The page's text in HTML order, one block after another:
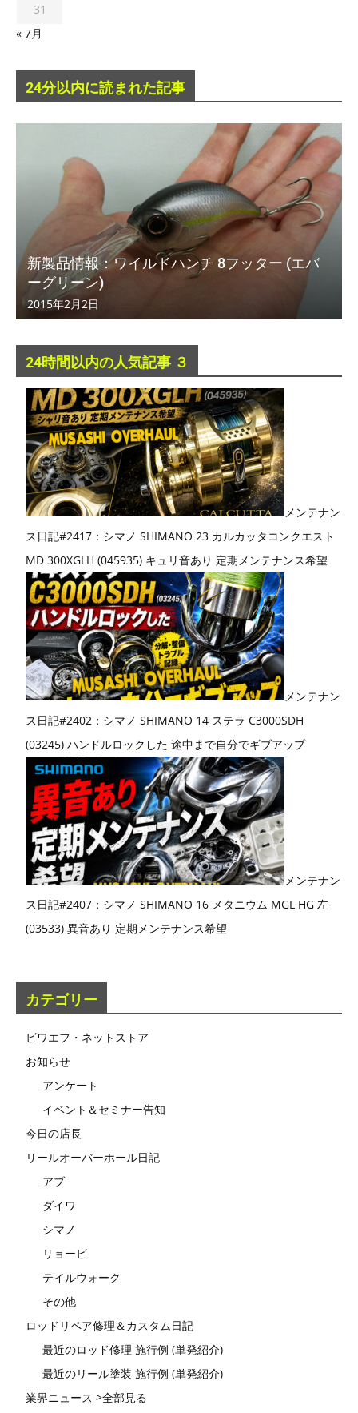
31
« 7月
24分以内に読まれた記事
新製品情報：ワイルドハンチ 8フッター (エバ
ーグリーン)
2015年2月2日
24時間以内の人気記事 ３
メンテナン
ス日記#2417：シマノ SHIMANO 23 カルカッタコンクエスト
MD 300XGLH (045935) キュリ音あり 定期メンテナンス希望
メンテナン
ス日記#2402：シマノ SHIMANO 14 ステラ C3000SDH
(03245) ハンドルロックした 途中まで自分でギブアップ
メンテナン
ス日記#2407：シマノ SHIMANO 16 メタニウム MGL HG 左
(03533) 異音あり 定期メンテナンス希望
カテゴリー
ビワエフ・ネットストア
お知らせ
アンケート
イベント＆セミナー告知
今日の店長
リールオーバーホール日記
アブ
ダイワ
シマノ
リョービ
テイルウォーク
その他
ロッドリペア修理＆カスタム日記
最近のロッド修理 施行例 (単発紹介)
最近のリール塗装 施行例 (単発紹介)
業界ニュース >全部見る